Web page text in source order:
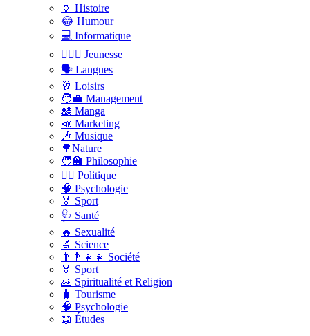
🏺 Histoire
😂 Humour
💻 Informatique
🤸🏽‍♀️ Jeunesse
🗣 Langues
🥂 Loisirs
🧑‍💼 Management
🎎 Manga
📣 Marketing
🎶 Musique
🌳Nature
🧑‍🏫 Philosophie
👨‍⚖️ Politique
🧠 Psychologie
🏅 Sport
🩺 Santé
🔥 Sexualité
🔬 Science
👨‍👨‍👧‍👧 Société
🏅 Sport
🙏 Spiritualité et Religion
🧳 Tourisme
🧠 Psychologie
📖 Études